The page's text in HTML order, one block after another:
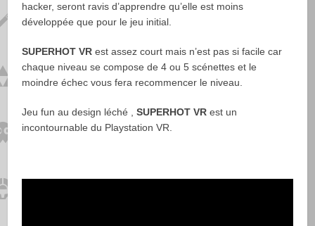
hacker, seront ravis d’apprendre qu’elle est moins
développée que pour le jeu initial.
SUPERHOT VR est assez court mais n’est pas si facile car
chaque niveau se compose de 4 ou 5 scénettes et le
moindre échec vous fera recommencer le niveau.
Jeu fun au design léché ,SUPERHOT VR est un
incontournable du Playstation VR.